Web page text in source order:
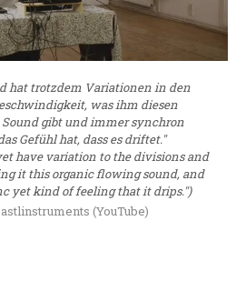
hat trotzdem Variationen in den
was ihm diesen
gibt und immer synchron
Gefühl hat, dass es driftet."
have variation to the divisions and
it this organic flowing sound, and
yet kind of feeling that it drips.")
(YouTube)